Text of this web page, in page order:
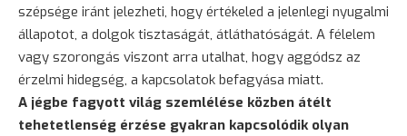
szépsége iránt jelezheti, hogy értékeled a jelenlegi nyugalmi
állapotot, a dolgok tisztaságát, átláthatóságát. A félelem
vagy szorongás viszont arra utalhat, hogy aggódsz az
érzelmi hidegség, a kapcsolatok befagyása miatt.
A jégbe fagyott világ szemlélése közben átélt
tehetetlenség érzése gyakran kapcsolódik olyan